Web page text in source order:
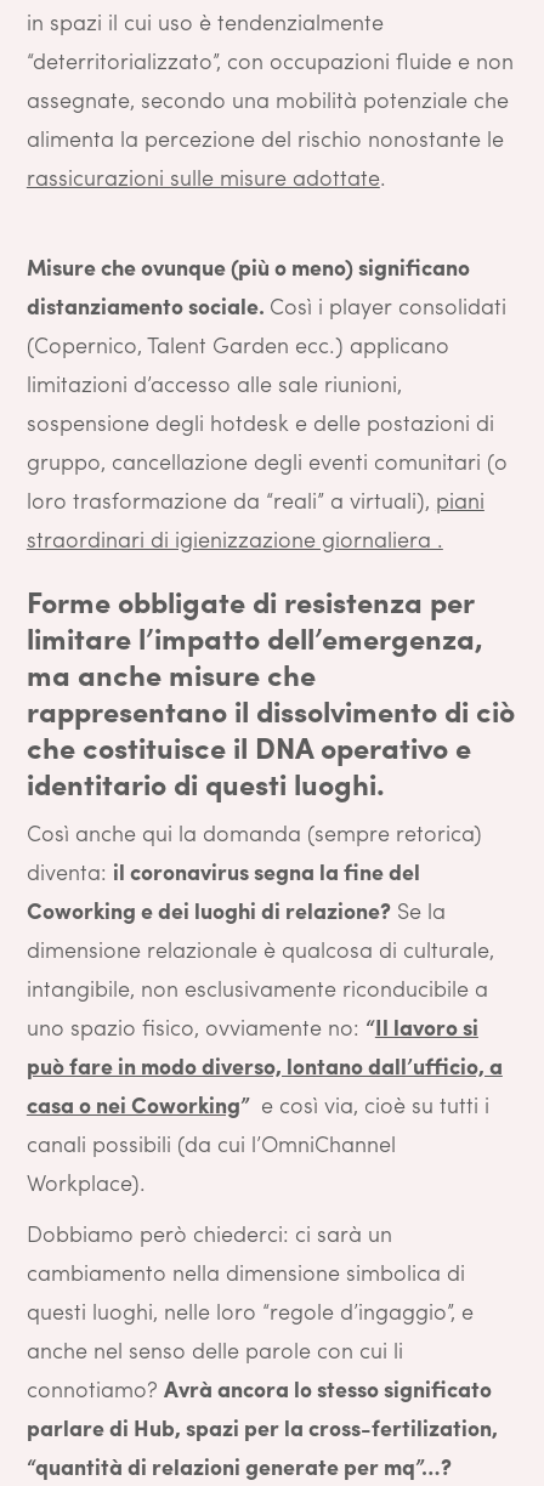
in spazi il cui uso è tendenzialmente
“deterritorializzato”, con occupazioni fluide e non
assegnate, secondo una mobilità potenziale che
alimenta la percezione del rischio nonostante le
rassicurazioni sulle misure adottate.
Misure che ovunque (più o meno) significano
distanziamento sociale. Così i player consolidati
(Copernico, Talent Garden ecc.) applicano
limitazioni d’accesso alle sale riunioni,
sospensione degli hotdesk e delle postazioni di
gruppo, cancellazione degli eventi comunitari (o
loro trasformazione da “reali” a virtuali), piani
straordinari di igienizzazione giornaliera .
Forme obbligate di resistenza per
limitare l’impatto dell’emergenza,
ma anche misure che
rappresentano il dissolvimento di ciò
che costituisce il DNA operativo e
identitario di questi luoghi.
Così anche qui la domanda (sempre retorica)
diventa: il coronavirus segna la fine del
Coworking e dei luoghi di relazione?Se la
dimensione relazionale è qualcosa di culturale,
intangibile, non esclusivamente riconducibile a
uno spazio fisico, ovviamente no: “Il lavoro si
può fare in modo diverso, lontano dall’ufficio, a
casa o nei Coworking” e così via, cioè su tutti i
canali possibili (da cui l’OmniChannel
Workplace).
Dobbiamo però chiederci: ci sarà un
cambiamento nella dimensione simbolica di
questi luoghi, nelle loro “regole d’ingaggio”, e
anche nel senso delle parole con cui li
connotiamo? Avrà ancora lo stesso significato
parlare di Hub, spazi per la cross-fertilization,
“quantità di relazioni generate per mq”…?